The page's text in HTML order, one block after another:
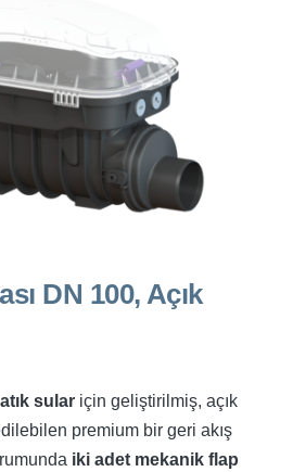
DN 100, Açık
atık sular için geliştirilmiş, açık
premium bir geri akış
iki adet mekanik flap